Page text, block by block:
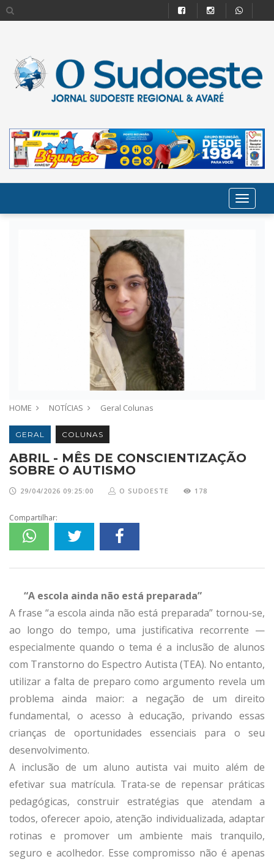
HOME NOTÍCIAS Geral Colunas
GERAL COLUNAS
ABRIL - MÊS DE CONSCIENTIZAÇÃO
SOBRE O AUTISMO
29/04/2026 09:25:00 O SUDOESTE 178
Compartilhar:
“A escola ainda não está preparada”
A frase “a escola ainda não está preparada” tornou-se,
ao longo do tempo, uma justificativa recorrente —
especialmente quando o tema é a inclusão de alunos
com Transtorno do Espectro Autista (TEA). No entanto,
utilizar a falta de preparo como argumento revela um
problema ainda maior: a negação de um direito
fundamental, o acesso à educação, privando essas
crianças de oportunidades essenciais para o seu
desenvolvimento.
A inclusão de um aluno autista vai muito além de
efetivar sua matrícula. Trata-se de repensar práticas
pedagógicas, construir estratégias que atendam a
todos, oferecer apoio, atenção individualizada, adaptar
rotinas e promover um ambiente mais tranquilo,
seguro e acolhedor. Esse compromisso não é apenas